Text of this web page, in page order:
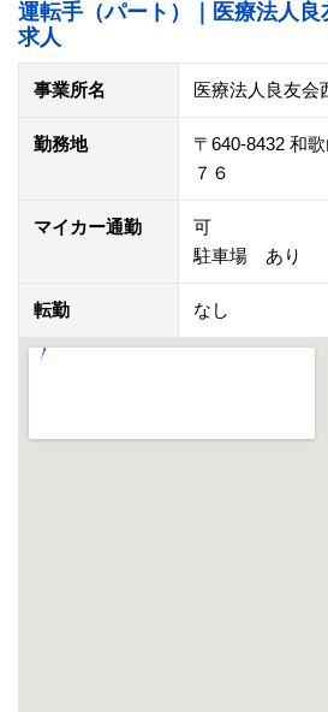
運転手（パート）｜医療法人
求人
事業所名 医療法人良友会
勤務地
〒640-8432 和
７６
マイカー通勤
可
駐車場 あり
転勤 なし